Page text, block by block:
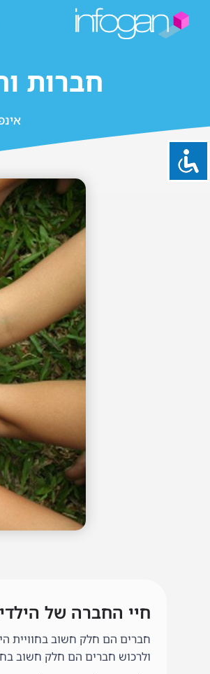
חברות
חיי החברה של
חברים הם חלק חשוב בחוויית
ולרכוש חברים הם חלק חשוב